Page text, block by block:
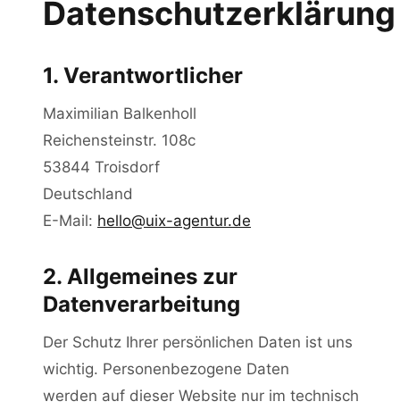
2. Allgemeines zur Datenverarbeitung
3. Hosting
4. Google Analytics
5. Cookies
7. Kontaktaufnahme per E-Mail
8. Ihre Rechte
Datenschutzerklärung
1. Verantwortlicher
Maximilian Balkenholl
Reichensteinstr. 108c
53844 Troisdorf
Deutschland
E-Mail: hello@uix-agentur.de
2. Allgemeines zur
Datenverarbeitung
Der Schutz Ihrer persönlichen Daten ist uns
wichtig. Personenbezogene Daten
werden auf dieser Website nur im technisch